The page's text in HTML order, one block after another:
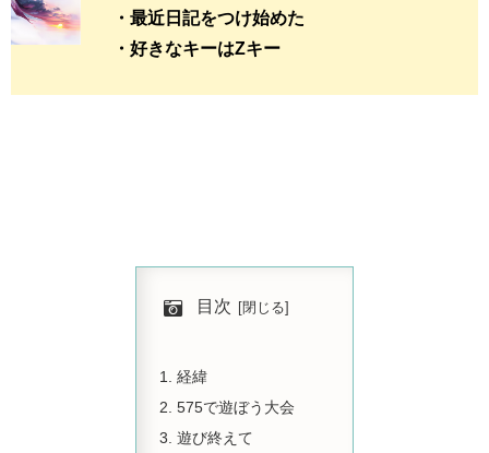
・最近日記をつけ始めた
・好きなキーはZキー
目次
経緯
575で遊ぼう大会
遊び終えて